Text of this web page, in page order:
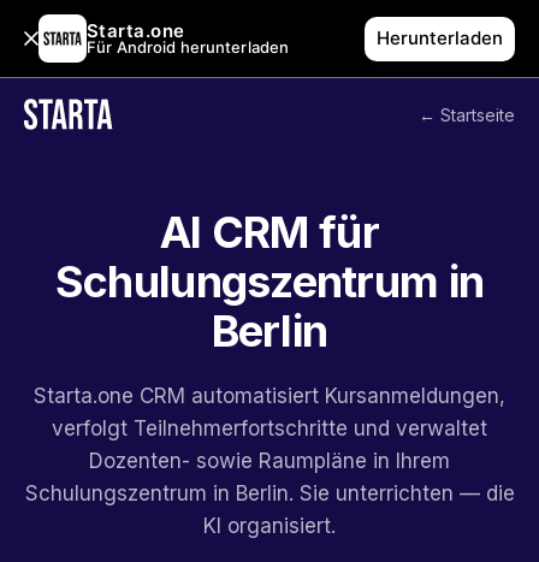
Starta.one
Für Android herunterladen Herunterladen
← Startseite
AI CRM für
Schulungszentrum in
Berlin
Starta.one CRM automatisiert Kursanmeldungen,
verfolgt Teilnehmerfortschritte und verwaltet
Dozenten- sowie Raumpläne in Ihrem
Schulungszentrum in Berlin. Sie unterrichten — die
KI organisiert.